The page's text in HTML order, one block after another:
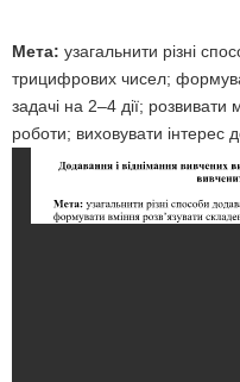
Мета: узагальнити різні
трицифрових чисел;
задачі на 2–4 дії; розвивати
роботи; виховувати інтерес